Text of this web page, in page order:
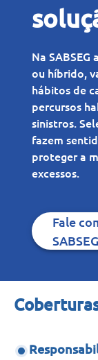
Na
ou híbrido,
hábitos de
percursos
sinistros.
fazem
proteger a
excessos.
Fale
SABSEG